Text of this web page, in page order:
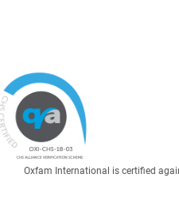
Oxfam International is certified